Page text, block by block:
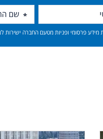
פרסומי ופניות מטעם החברה ישירות